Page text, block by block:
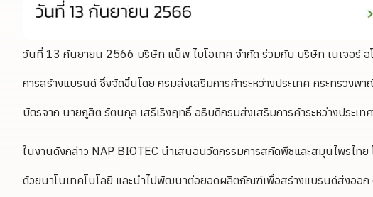
วันที่ 13 กันยายน 2566 บริษัท แน็พ ไบโอเทค จำกัด ร่วมกับ บริษัท เนเจอร์ อ
การสร้างแบรนด์ ซึ่งจัดขึ้นโดย กรมส่งเสริมการค้าระหว่างประเทศ กระทรวง
บัตรจาก นายภูสิต รัตนกุล เสรีเริงฤทธิ์ อธิบดีกรมส่งเสริมการค้าระหว่างประเทศ
ในงานดังกล่าว NAP BIOTEC นำเสนอนวัตกรรมการสกัดพืชและสมุนไพรไท
ด้วยนาโนเทคโนโลยี และนำไปพัฒนาต่อยอดผลิตภัณฑ์เพื่อสร้างแบรนด์ส่งออก